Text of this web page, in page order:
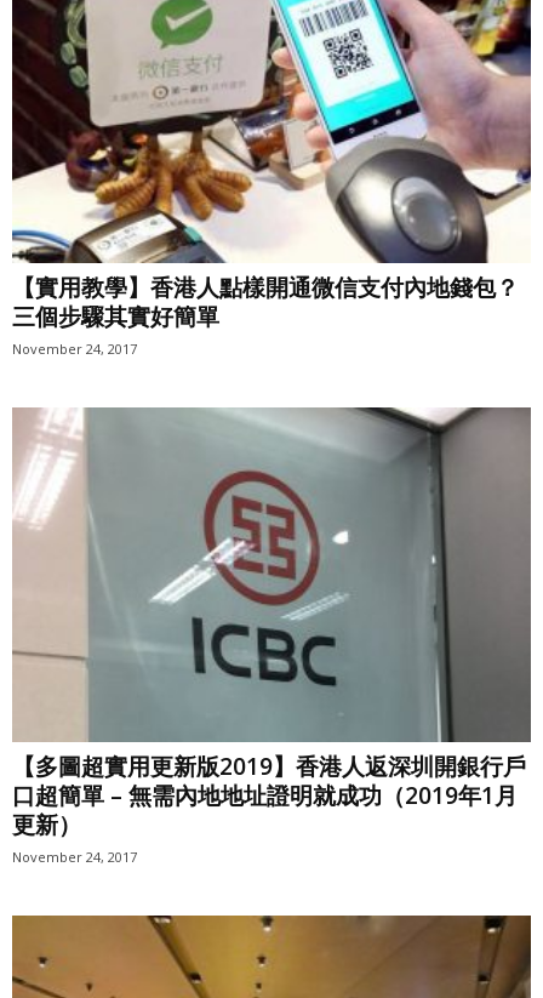
【實用教學】香港人點樣開通微信支付內地錢包？
三個步驟其實好簡單
November 24, 2017
【多圖超實用更新版2019】香港人返深圳開銀行戶
口超簡單 – 無需內地地址證明就成功（2019年1月
更新）
November 24, 2017